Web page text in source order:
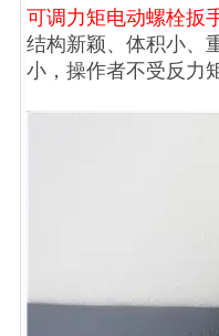
可调力矩电动螺栓扳
结构新颖、体积小、
小，操作者不受反力